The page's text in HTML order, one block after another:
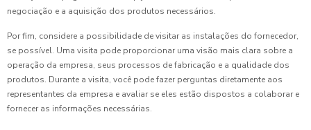
negociação e a aquisição dos produtos necessários.
Por fim, considere a possibilidade de visitar as instalações do fornecedor,
se possível. Uma visita pode proporcionar uma visão mais clara sobre a
operação da empresa, seus processos de fabricação e a qualidade dos
produtos. Durante a visita, você pode fazer perguntas diretamente aos
representantes da empresa e avaliar se eles estão dispostos a colaborar e
fornecer as informações necessárias.